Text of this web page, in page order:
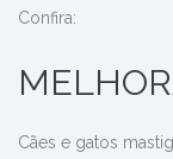
Confira:
Cães e gatos